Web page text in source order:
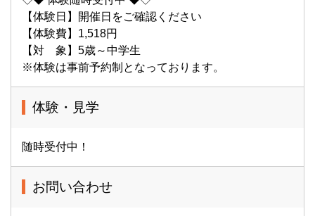
【体験日】開催日をご確認ください
【体験費】1,518円
【対 象】5歳～中学生
※体験は事前予約制となっております。
体験・見学
随時受付中！
お問い合わせ